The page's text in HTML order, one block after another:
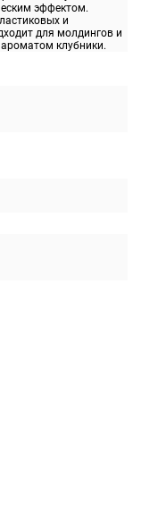
эффектом.
и
для молдингов и
клубники.